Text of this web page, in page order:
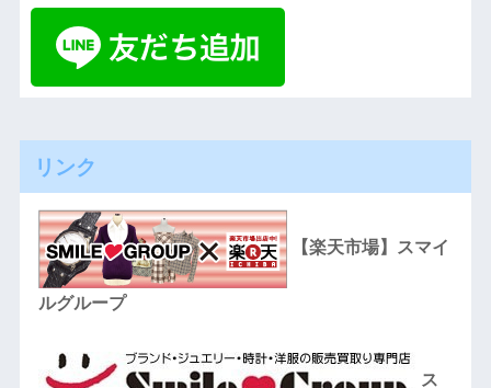
リンク
【楽天市場】スマイ
ルグループ
ス